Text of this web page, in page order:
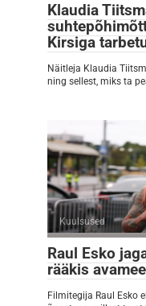
Klaudia
Kirsiga
Näitleja Klaudia
ning sellest, miks ta
Kuulsused
Raul Esko
rääkis
Filmitegija Raul Esko